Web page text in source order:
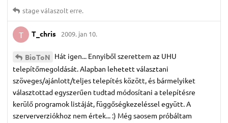
stageválaszolt erre.
T T_chris 2009. jan 10.
BioToN Hát igen... Ennyiből szerettem az UHU
telepítőmegoldását. Alapban lehetett választani
szöveges/ajánlott/teljes telepítés között, és bármelyiket
választottad egyszerűen tudtad módosítani a telepítésre
kerülő programok listáját, függőségkezeléssel együtt. A
szerververziókhoz nem értek... :) Még saosem próbáltam